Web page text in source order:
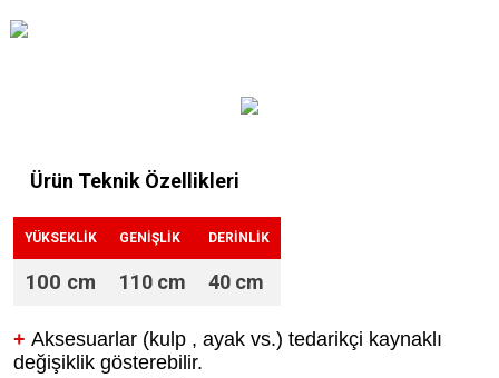
Ürün Teknik Özellikleri
YÜKSEKLİK GENİŞLİK DERİNLİK
100 cm 110 cm 40 cm
+ Aksesuarlar (kulp , ayak vs.) tedarikçi kaynaklı
değişiklik gösterebilir.